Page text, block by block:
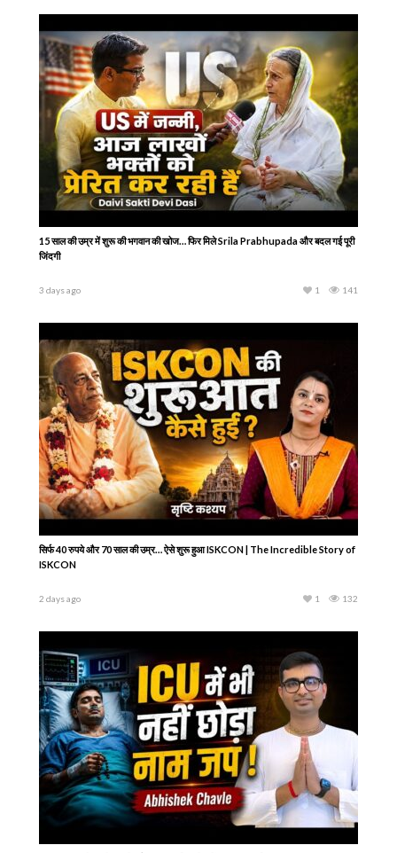
15 साल की उम्र में शुरू की भगवान की खोज… फिर मिले Srila Prabhupada और बदल गई पूरी
जिंदगी
3 days ago 141
1
सिर्फ 40 रुपये और 70 साल की उम्र… ऐसे शुरू हुआ ISKCON | The Incredible Story of
ISKCON
2 days ago 132
1